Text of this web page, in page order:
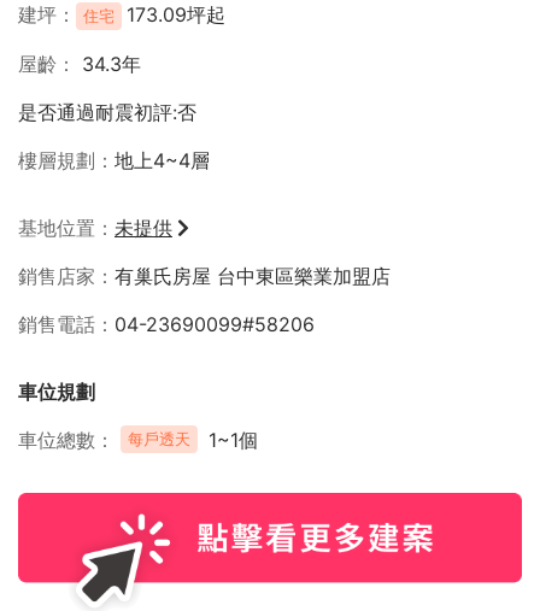
建坪
住宅 173.09坪起
屋齡
34.3年
是否通過耐震初評:否
樓層規劃
地上4~4層
基地位置
未提供
銷售店家
有巢氏房屋 台中東區樂業加盟店
銷售電話
04-23690099#58206
車位規劃
車位總數
每戶透天 1~1個